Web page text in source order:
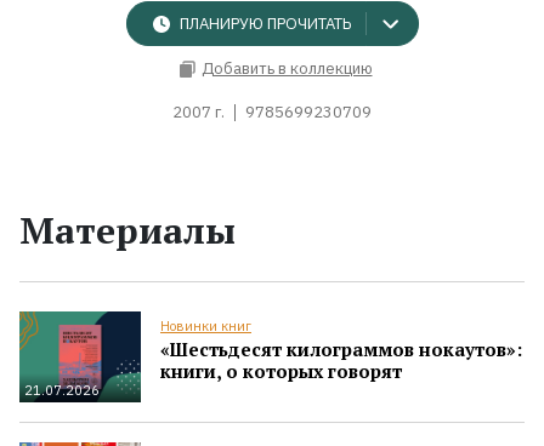
ПЛАНИРУЮ ПРОЧИТАТЬ
Добавить в коллекцию
2007 г. 9785699230709
Материалы
21.07.2026
Новинки книг
«Шестьдесят килограммов нокаутов»:
книги, о которых говорят